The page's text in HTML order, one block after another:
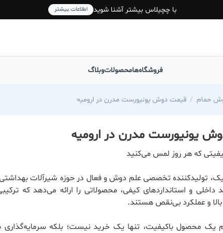
با چچیلاس بیشتر آشنا شوید اطلاعات بیشتر
فروشگاه‌هامحصولاتوبلاگ
حمام قیمت دوش یونیورست مدرن در ارومیه
یونیورست مدرن در ارومیه
که هر روز لمس می‌کنید
تولیدکننده تخصصی علم دوش و فعال در حوزه شیرآلات بهداشتی،
داخلی و استانداردهای کیفی، محصولاتی را ارائه می‌دهد که
و عملکرد بی‌نقص هستند.
یک محصول باکیفیت، تنها یک خرید نیست؛ بلکه سرمایه‌گذاری